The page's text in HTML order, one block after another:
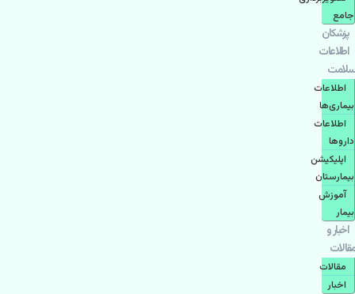
جامع
پزشكان
اطلاعات
سلامت
اطلاعات
بیماری‌ها
اطلاعات
دارو‌ها
اپليكيشن
بيمارستان
آموزش
بیمار
اخبار و
مقالات
مقالات
اخبار